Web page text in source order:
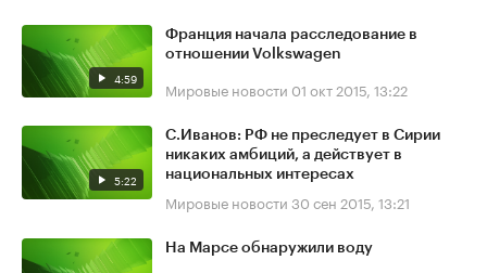
4:59
Франция начала расследование в
отношении Volkswagen
Мировые новости 01 окт 2015, 13:22
5:22
С.Иванов: РФ не преследует в Сирии
никаких амбиций, а действует в
национальных интересах
Мировые новости 30 сен 2015, 13:21
На Марсе обнаружили воду